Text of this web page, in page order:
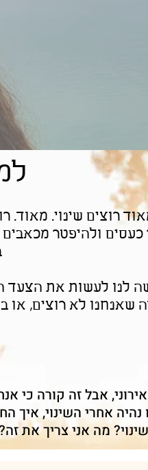
רוצים שינוי. מאוד.
ולהיפטר מכאבים
לנו לעשות את הצעד
שאנחנו לא רוצים, או
אבל זה קורה כי
נהיה אחרי השינוי, איך
שינוי? מה אני צריך את